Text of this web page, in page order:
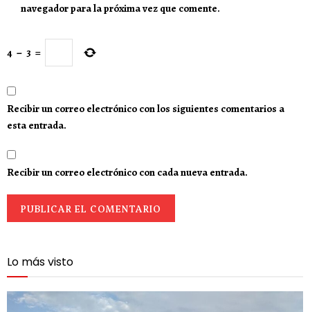
navegador para la próxima vez que comente.
4 − 3 =
Recibir un correo electrónico con los siguientes comentarios a
esta entrada.
Recibir un correo electrónico con cada nueva entrada.
Lo más visto